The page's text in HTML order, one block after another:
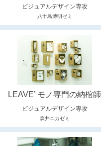
ビジュアルデザイン専攻
八十島博明ゼミ
LEAVE’ モノ専門の納棺師
ビジュアルデザイン専攻
森井ユカゼミ